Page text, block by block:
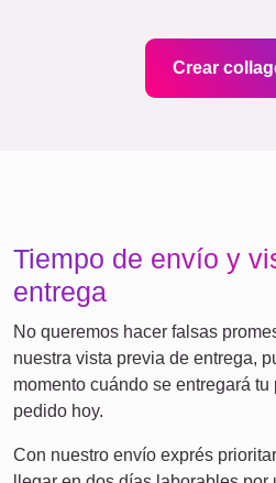
Cumpleaños
¡Muchas!
Amigos